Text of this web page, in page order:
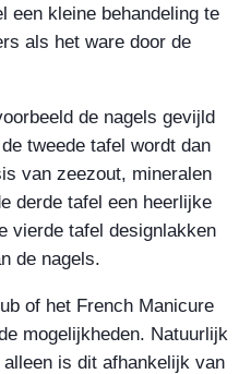
een kleine behandeling te
als het ware door de
de nagels gevijld
tweede tafel wordt dan
van zeezout, mineralen
derde tafel een heerlijke
vierde tafel designlakken
de nagels.
of het French Manicure
mogelijkheden. Natuurlijk
is dit afhankelijk van